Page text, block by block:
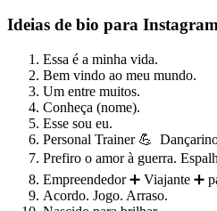
Ideias de bio para
Essa é a minha vida.
Bem vindo ao meu mundo.
Um entre muitos.
Conheça (nome).
Esse sou eu.
Personal Trainer 💪
Prefiro o amor à guerra.
Empreendedor ➕ Viajante ➕
Acordo. Jogo. Arraso.